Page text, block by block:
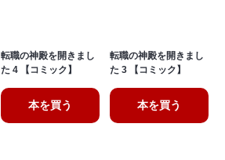
転職の神殿を開きまし
た 4 【コミック】
本を買う
転職の神殿を開きまし
た 3 【コミック】
本を買う